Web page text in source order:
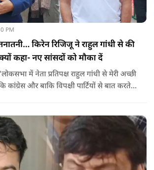
PM
किरेन रिजिजू ने राहुल गांधी से की
क्यों कहा- नए सांसदों को मौका दें
में नेता प्रतिपक्ष राहुल गांधी से मेरी अच्छी
कांग्रेस और बाकि विपक्षी पार्टियों से बात करते